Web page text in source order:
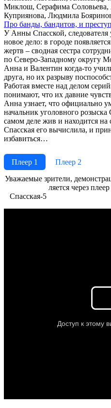
Миклош, Серафима
Куприянова, Людмила
Про бан­ды, бан­ди­тов, и
У Анны Спасской, следователя
новое дело: в городе
жертв – сводная сестра
по Северо-Западному округу
Анна и Валентин когда-то
друга, но их разрыву
Работая вместе над делом
понимают, что их давние
Анна узнает, что официально
начальник уголовного
самом деле жив и находится на
Спасская его вычислила, и
избавиться…
Плеер 1
Плеер 2
Ува­жае­мые зри­те­ли,
ля­ет­ся че­рез
Спасская-5